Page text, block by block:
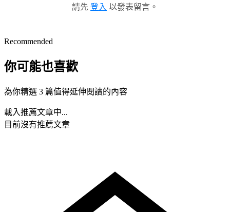
請先 登入 以發表留言。
Recommended
你可能也喜歡
為你精選 3 篇值得延伸閱讀的內容
載入推薦文章中...
目前沒有推薦文章